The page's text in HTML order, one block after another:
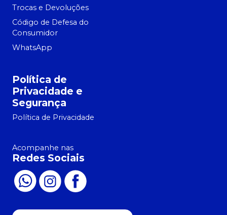
Trocas e Devoluções
Código de Defesa do
Consumidor
WhatsApp
Política de
Privacidade e
Segurança
Política de Privacidade
Acompanhe nas
Redes Sociais